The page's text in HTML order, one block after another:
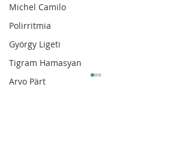
Michel Camilo
Polirritmia
György Ligeti
Tigram Hamasyan
Arvo Pärt